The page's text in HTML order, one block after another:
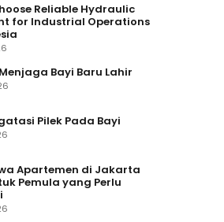
Reliable Hydraulic
for Industrial Operations
Bayi Baru Lahir
Pilek Pada Bayi
Apartemen di Jakarta
Pemula yang Perlu